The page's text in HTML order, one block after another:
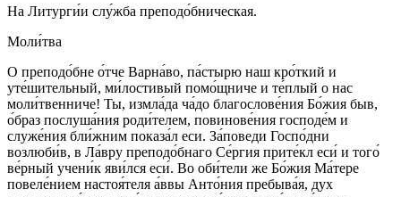
На Литурги́и слу́жба преподо́бническая.
Моли́тва
О преподо́бне о́тче Варна́во, па́стырю наш кро́ткий и
уте́шительный, ми́лостивый помо́щниче и те́плый о нас
моли́твенниче! Ты, измла́да ча́до благослове́ния Бо́жия быв,
о́браз послуша́ния роди́телем, повинове́ния господе́м и
служе́ния бли́жним показа́л еси. За́поведи Госпо́дни
возлюби́в, в Ла́вру преподо́бнаго Се́ргия прите́кл еси́ и того́
ве́рный учени́к яви́лся еси́. Во оби́тели же Бо́жия Ма́тере
повеле́нием настоя́теля а́ввы Анто́ния пребыва́я, дух